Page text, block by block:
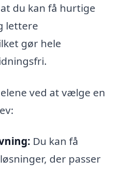
du kan få hurtige
lettere
gør hele
ved at vælge en
Du kan få
der passer